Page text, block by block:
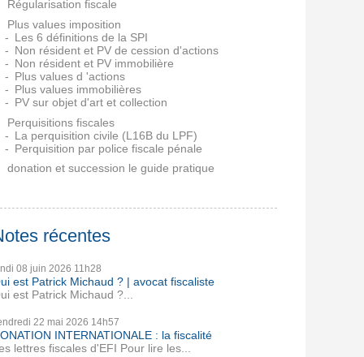
Régularisation fiscale
Plus values imposition
Les 6 définitions de la SPI
Non résident et PV de cession d'actions
Non résident et PV immobilière
Plus values d 'actions
Plus values immobilières
PV sur objet d'art et collection
Perquisitions fiscales
La perquisition civile (L16B du LPF)
Perquisition par police fiscale pénale
donation et succession le guide pratique
récentes
08 juin 2026 11h28
est Patrick Michaud ? | avocat fiscaliste
est Patrick Michaud ?...
22 mai 2026 14h57
INTERNATIONALE : la fiscalité
lettres fiscales d'EFI Pour lire les...